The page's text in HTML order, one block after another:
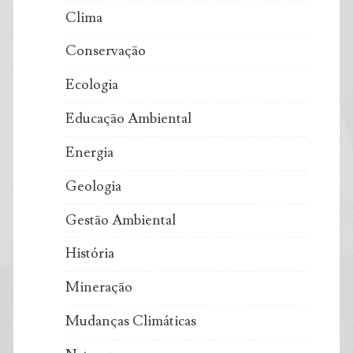
Clima
Conservação
Ecologia
Educação Ambiental
Energia
Geologia
Gestão Ambiental
História
Mineração
Mudanças Climáticas